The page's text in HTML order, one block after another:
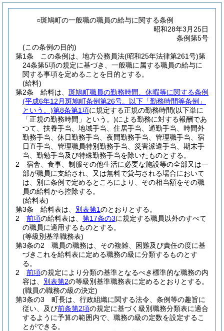
○斑鳩町の一般職の職員の給与に関する条例
昭和28年3月25日
条例第5号
(この条例の目的)
第1条
この条例は、地方公務員法(昭和25年法律第261号)第
24条第5項の規定に基づき、一般職に属する職員の給与に
関する事項を定めることを目的とする。
(給料)
第2条
給料は、 斑鳩町職員の勤務時間、休暇等に関する条例
(平成6年12月斑鳩町条例第26号。以下「勤務時間等条例」
という。)第8条第1項に規定する正規の勤務時間(以下単に
「正規の勤務時間」という。)による勤務に対する報酬であ
つて、扶養手当、地域手当、住居手当、通勤手当、時間外
勤務手当、休日勤務手当、夜間勤務手当、管理職手当、宿
日直手当、管理職員特別勤務手当、災害派遣手当、期末手
当、勤勉手当及び特殊勤務手当を除いたものとする。
2
宿舎、食事、制服その他生活に必要な施設等の全部又は一
部が職員に支給され、又は無料で貸与される場合において
は、別に条例で定めるところにより、その相当額をその職
員の給料から控除する。
(給料表)
第3条
給料表は、 別表第1のとおりとする。
2
前項の給料表は、 第17条の3に規定する職員以外のすべて
の職員に適用するものとする。
(等級別基準職務表)
第3条の2
職員の職務は、その複雑、困難及び責任の度に基
づきこれを給料表に定める職務の級に分類するものとす
る。
2
前項の規定により分類の基準となるべき標準的な職務の内
容は、 別表第2の等級別基準職務表に定めるとおりとする。
(職員の職務の級の決定)
第3条の3
町長は、行政組織に関する法令、条例等の趣旨に
従い、及び前条第2項の規定に基づく級別職務分類表に適合
するように予算の範囲内で、職務の級の定数を設定するこ
とができる。